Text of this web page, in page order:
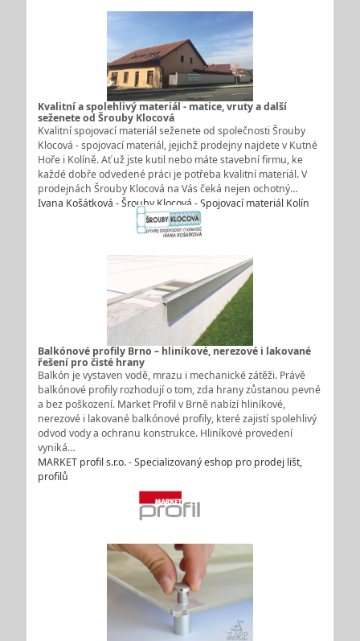
Kvalitní a spolehlivý materiál - matice, vruty a další
seženete od Šrouby Klocová
Kvalitní spojovací materiál seženete od společnosti Šrouby
Klocová - spojovací materiál, jejichž prodejny najdete v Kutné
Hoře i Kolíně. Ať už jste kutil nebo máte stavební firmu, ke
každé dobře odvedené práci je potřeba kvalitní materiál. V
prodejnách Šrouby Klocová na Vás čeká nejen ochotný…
Ivana Košátková - Šrouby Klocová - Spojovací materiál Kolín
Balkónové profily Brno – hliníkové, nerezové i lakované
řešení pro čisté hrany
Balkón je vystaven vodě, mrazu i mechanické zátěži. Právě
balkónové profily rozhodují o tom, zda hrany zůstanou pevné
a bez poškození. Market Profil v Brně nabízí hliníkové,
nerezové i lakované balkónové profily, které zajistí spolehlivý
odvod vody a ochranu konstrukce. Hliníkové provedení
vyniká…
MARKET profil s.r.o. - Specializovaný eshop pro prodej lišt,
profilů